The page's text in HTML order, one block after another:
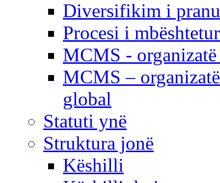
Diversifikim i
Procesi i
MCMS -
MCMS –
global
Statuti ynë
Struktura jonë
Këshilli